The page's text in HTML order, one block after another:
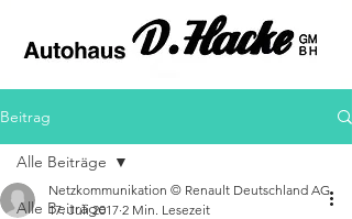
Beitrag
Alle Beiträge
Alle Beiträge
Netzkommunikation © Renault Deutschland AG
17. Juli 2017 2 Min. Lesezeit